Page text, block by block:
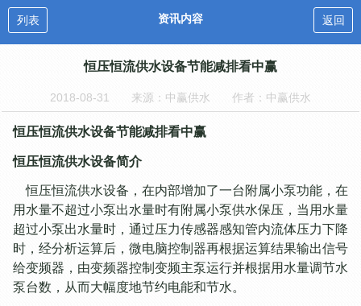
资讯内容
列表 返回
恒压恒流供水设备节能减排看中赢
2018-08-31 来源：中赢供水 作者：中赢供水
恒压恒流供水设备节能减排看中赢
恒压恒流供水设备简介
恒压恒流供水设备，在内部增加了一台附属小泵功能，在
用水量不超过小泵出水量时有附属小泵供水保压，当用水量
超过小泵出水量时，通过压力传感器感知管内流体压力下降
时，经分析运算后，微电脑控制器再根据运算结果输出信号
给变频器，由变频器控制变频主泵运行并根据用水量调节水
泵台数，从而大幅度地节约电能和节水。